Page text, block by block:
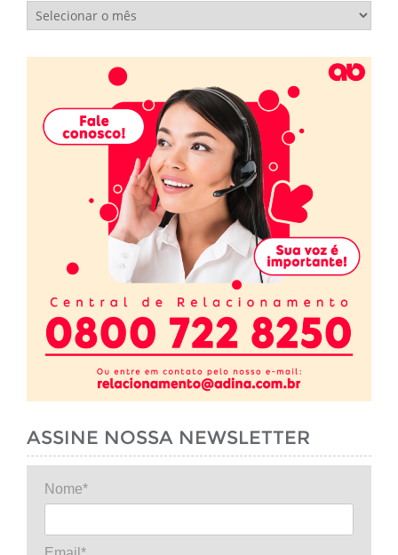
Arquivos
ASSINE NOSSA NEWSLETTER
Nome*